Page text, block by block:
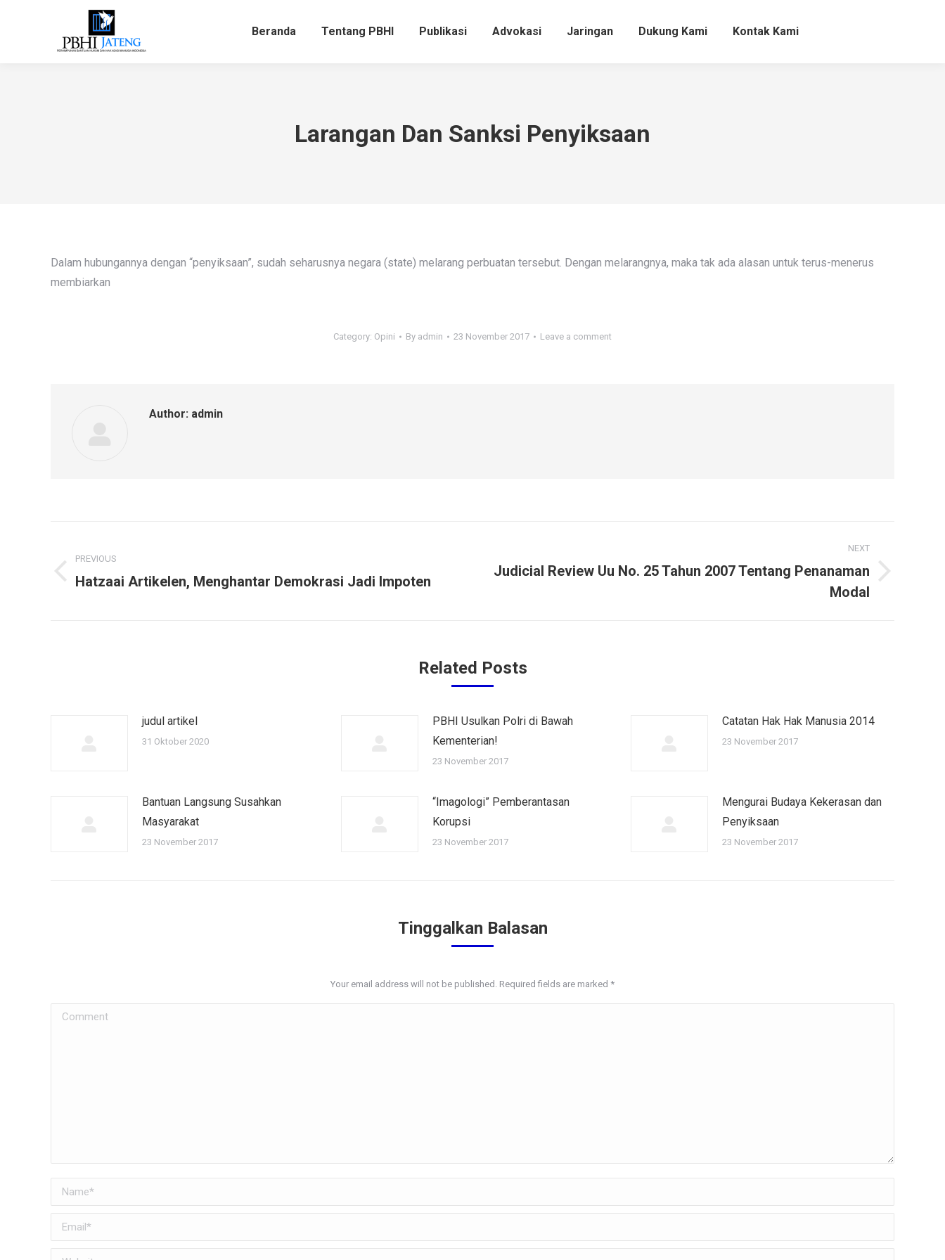
Beranda Tentang PBHI Publikasi Advokasi Jaringan Dukung Kami Kontak Kami
Larangan Dan Sanksi Penyiksaan
Dalam hubungannya dengan “penyiksaan”, sudah seharusnya negara (state) melarang perbuatan tersebut. Dengan melarangnya, maka tak ada alasan untuk terus-menerus
membiarkan
Category: Opini By admin 23 November 2017 Leave a comment
Author: admin
navigation
PREVIOUS
Previous
Hatzaai Artikelen, Menghantar Demokrasi Jadi Impoten
NEXT
Next
Judicial Review Uu No. 25 Tahun 2007 Tentang Penanaman
Modal
Related Posts
judul artikel
31 Oktober 2020
PBHI Usulkan Polri di Bawah
Kementerian!
23 November 2017
Catatan Hak Hak Manusia 2014
23 November 2017
Bantuan Langsung Susahkan
Masyarakat
23 November 2017
“Imagologi” Pemberantasan
Korupsi
23 November 2017
Mengurai Budaya Kekerasan dan
Penyiksaan
23 November 2017
Tinggalkan Balasan
Your email address will not be published. Required fields are marked *
Comment
Name *
Email *
Beranda Tentang PBHI Publikasi Advokasi Jaringan Dukung Kami Kontak Kami